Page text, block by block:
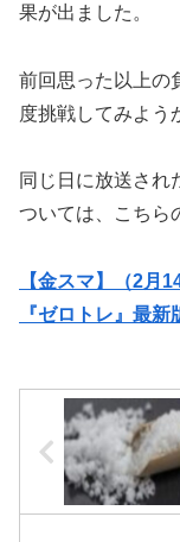
果が出ました。
前回思った以上の
度挑戦してみよう
同じ日に放送され
ついては、こちら
【金スマ】（2月
『ゼロトレ』最